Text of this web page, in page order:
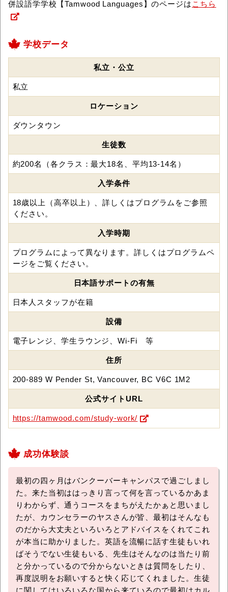
併設語学学校【Tamwood Languages】のページは こちら
学校データ
私立・公立
私立
ロケーション
ダウンタウン
生徒数
約200名（各クラス：最大18名、平均13-14名）
入学条件
18歳以上（高卒以上）、詳しくはプログラムをご参照
ください。
入学時期
プログラムによって異なります。詳しくはプログラムペ
ージをご覧ください。
日本語サポートの有無
日本人スタッフが在籍
設備
電子レンジ、学生ラウンジ、Wi-Fi 等
住所
200-889 W Pender St, Vancouver, BC V6C 1M2
公式サイトURL
https://tamwood.com/study-work/
成功体験談
最初の四ヶ月はバンクーバーキャンパスで過ごしまし
た。来た当初ははっきり言って何を言っているかあま
りわからず、通うコースをまちがえたかぁと思いまし
たが、カウンセラーのヤスさんが皆、最初はそんなも
のだから大丈夫といろいろとアドバイスをくれてこれ
が本当に助かりました。英語を流暢に話す生徒もいれ
ばそうでない生徒もいる、先生はそんなのは当たり前
と分かっているので分からないときは質問をしたり、
再度説明をお願いすると快く応じてくれました。生徒
に関してはいろいろな国から来ているので最初はカル